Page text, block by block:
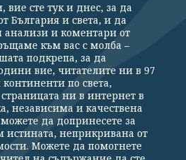
Политика за поверителност
Контакти
За Клуб Z
Подкрепете ни
сте тук и днес, за да
България и света, и да
анализи и коментари от
към вас с молба –
подкрепа, за да
вие, читателите ни в 97
по света,
ни в интернет в
независима и качествена
да допринесете за
неприкривана от
Можете да помогнете